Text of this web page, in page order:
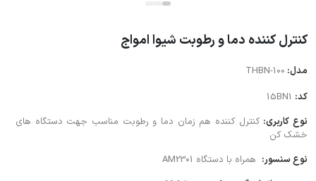
کنترل کننده دما و رطوبت شیوا امواج
مدل: THBN-100
کد:
نوع کاربری: کنترل کننده هم زمان دما و رطوبت مناسب جهت دستگاه های
خشک کن
نوع سنسور: همراه با دستگاه AM2301